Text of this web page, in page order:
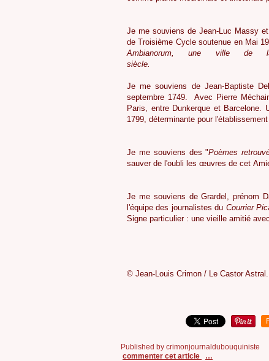
Je me souviens de Jean-Luc Massy
de Troisième Cycle soutenue en Mai
Ambianorum, une ville de
siècle.
Je me souviens de Jean-Baptiste
septembre 1749. Avec Pierre
Paris, entre Dunkerque et Barcelone.
1799, déterminante pour
Je me souviens des "Poèmes
sauver de l'oubli les œuvres de cet
Je me souviens de Grardel, prénom
l'équipe des journalistes du Courrier
Signe particulier : une vieille amitié
© Jean-Louis Crimon / Le Castor
Published by crimonjournaldubouquiniste
commenter cet article
…